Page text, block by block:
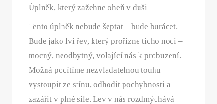
Úplněk, který zažehne oheň v duši
Tento úplněk nebude šeptat – bude burácet.
Bude jako lví řev, který prořízne ticho noci –
mocný, neodbytný, volající nás k probuzení.
Možná pocítíme nezvladatelnou touhu
vystoupit ze stínu, odhodit pochybnosti a
zazářit v plné síle. Lev v nás rozdmýchává